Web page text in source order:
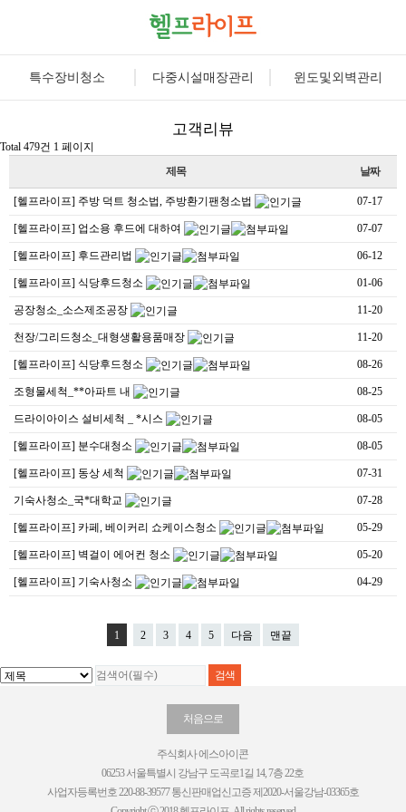
특수장비청소 다중시설매장관리 윈도및외벽관리
고객리뷰
Total 479건 1 페이지
제목 날짜
[헬프라이프] 주방 덕트 청소법, 주방환기팬청소법 07-17
[헬프라이프] 업소용 후드에 대하여 07-07
[헬프라이프] 후드관리법 06-12
[헬프라이프] 식당후드청소 01-06
공장청소_소스제조공장 11-20
천장/그리드청소_대형생활용품매장 11-20
[헬프라이프] 식당후드청소 08-26
조형물세척_**아파트 내 08-25
드라이아이스 설비세척 _ *시스 08-05
[헬프라이프] 분수대청소 08-05
[헬프라이프] 동상 세척 07-31
기숙사청소_국*대학교 07-28
[헬프라이프] 카페, 베이커리 쇼케이스청소 05-29
[헬프라이프] 벽걸이 에어컨 청소 05-20
[헬프라이프] 기숙사청소 04-29
1 2 3 4 5 다음 맨끝
처음으로
주식회사 에스아이콘
06253 서울특별시 강남구 도곡로1길 14, 7층 22호
사업자등록번호 220-88-39577 통신판매업신고증 제2020-서울강남-03365호